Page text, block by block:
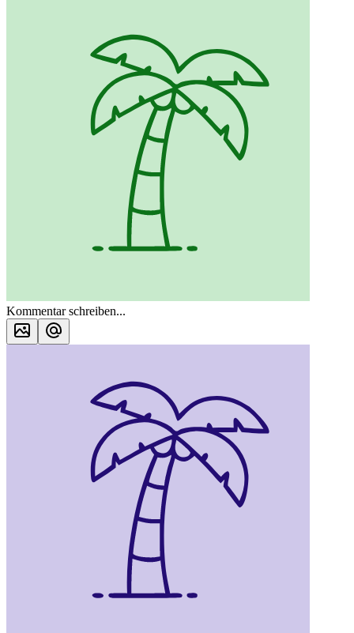
Kommentar schreiben...